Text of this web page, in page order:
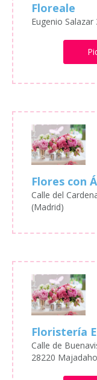
Floreale
Eugenio
Flores con
Calle del
(Madrid)
Floristería
Calle de
28220